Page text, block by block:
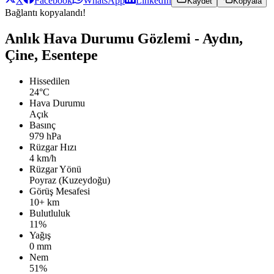
Bağlantı kopyalandı!
Anlık Hava Durumu Gözlemi - Aydın,
Çine, Esentepe
Hissedilen
24°C
Hava Durumu
Açık
Basınç
979 hPa
Rüzgar Hızı
4 km/h
Rüzgar Yönü
Poyraz (Kuzeydoğu)
Görüş Mesafesi
10+ km
Bulutluluk
11%
Yağış
0 mm
Nem
51%